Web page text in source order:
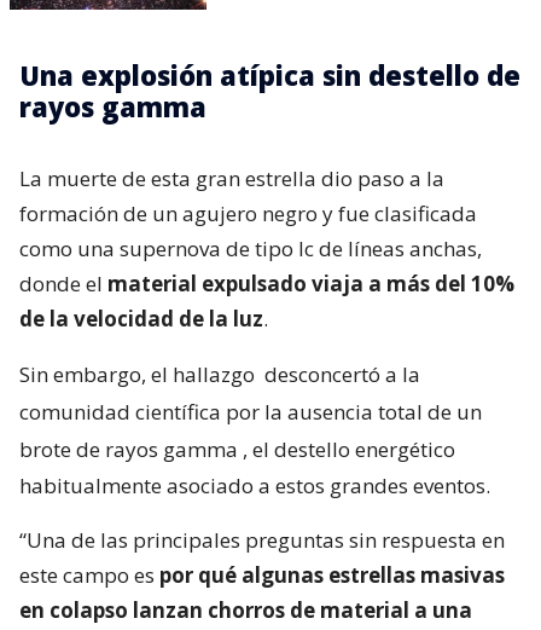
Una explosión atípica sin destello de
rayos gamma
La muerte de esta gran estrella dio paso a la
formación de un agujero negro y fue clasificada
como una supernova de tipo Ic de líneas anchas,
donde el material expulsado viaja a más del 10%
de la velocidad de la luz.
Sin embargo, el hallazgo desconcertó a la
comunidad científica por la ausencia total de un
brote de rayos gamma , el destello energético
habitualmente asociado a estos grandes eventos.
“Una de las principales preguntas sin respuesta en
este campo es por qué algunas estrellas masivas
en colapso lanzan chorros de material a una